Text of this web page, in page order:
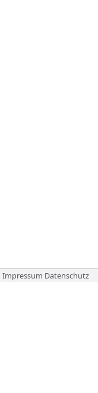
Impressum Datenschutz